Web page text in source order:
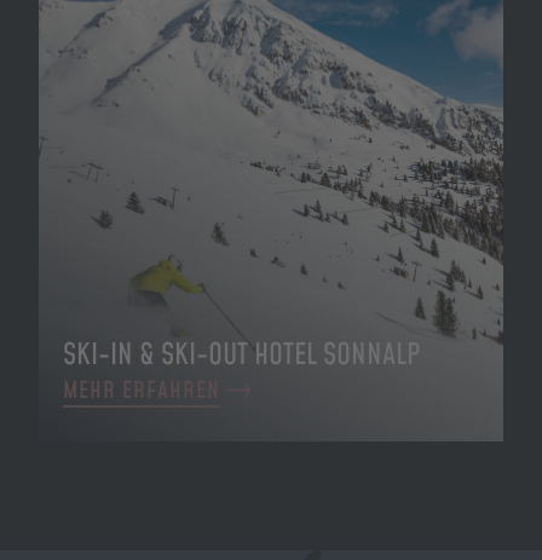
SKI-IN & SKI-OUT HOTEL SONNALP
MEHR ERFAHREN